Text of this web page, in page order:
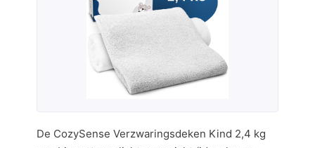
De CozySense Verzwaringsdeken Kind 2,4 kg